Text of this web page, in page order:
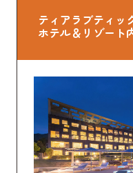
ティアラブティッ
ホテル＆リゾート